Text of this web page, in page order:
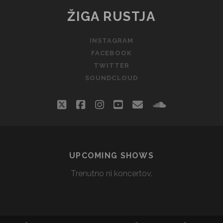
ŽIGA RUSTJA
INSTAGRAM
FACEBOOK
TWITTER
SOUNDCLOUD
twitterfacebookinstagram
youtube
emailsoundcloud
UPCOMING SHOWS
Trenutno ni koncertov.